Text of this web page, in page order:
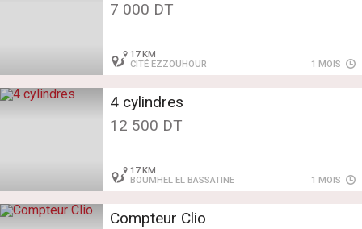
7 000 DT
17 KM
CITÉ EZZOUHOUR
1 MOIS
4 cylindres
12 500 DT
17 KM
BOUMHEL EL BASSATINE
1 MOIS
Compteur Clio